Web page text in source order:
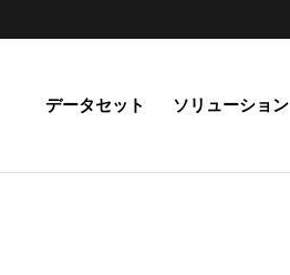
データセット ソリューション